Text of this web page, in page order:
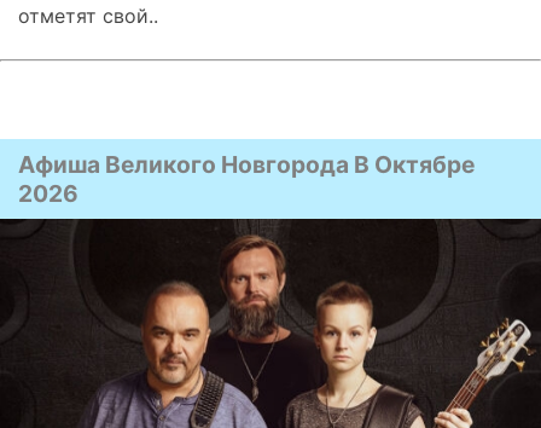
отметят свой..
Афиша Великого Новгорода В Октябре
2026